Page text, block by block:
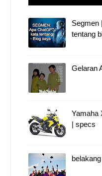
Segmen
tentang
Gelaran
Yamaha
| specs